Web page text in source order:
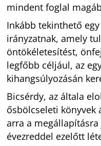
mindent foglal
Inkább tekinthető
irányzatnak, amely
öntökéletesítést,
legfőbb céljául, az
kihangsúlyozásán
Bicsérdy, az általa
ősbölcseleti könyvek
arra a
évezreddel ezelőtt